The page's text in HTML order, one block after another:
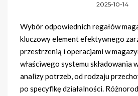
2025-10-14
Wybór odpowiednich regałów
kluczowy element efektywnego
przestrzenią i operacjami w
właściwego systemu składowania
analizy potrzeb, od rodzaju
po specyfikę działalności.